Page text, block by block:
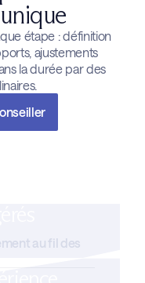
étape : définition
ajustements
la durée par des
au fil des